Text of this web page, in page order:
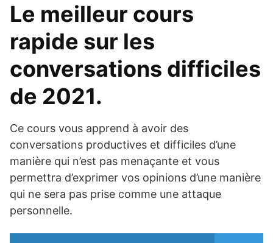
Le meilleur cours
rapide sur les
conversations difficiles
de 2021.
Ce cours vous apprend à avoir des
conversations productives et difficiles d’une
manière qui n’est pas menaçante et vous
permettra d’exprimer vos opinions d’une manière
qui ne sera pas prise comme une attaque
personnelle.